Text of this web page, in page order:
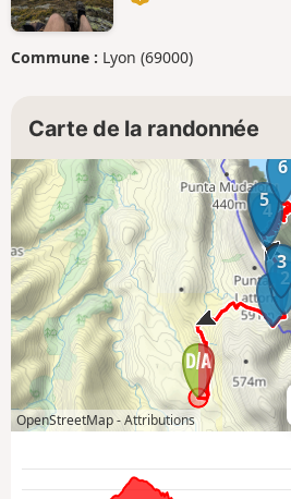
Commune : Lyon (69000)
Carte de la randonnée
12
3
4
5
6
OpenStreetMap -Attributions